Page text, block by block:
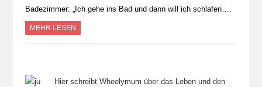
Badezimmer: „Ich gehe ins Bad und dann will ich schlafen….
MEHR LESEN
Hier schreibt Wheelymum über das Leben und den